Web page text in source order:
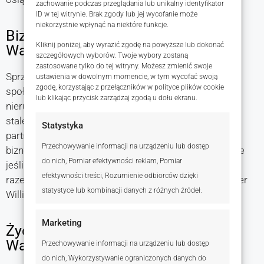
zachowanie podczas przeglądania lub unikalny identyfikator
ID w tej witrynie. Brak zgody lub jej wycofanie może
niekorzystnie wpłynąć na niektóre funkcje.
Kliknij poniżej, aby wyrazić zgodę na powyższe lub dokonać
szczegółowych wyborów. Twoje wybory zostaną
zastosowane tylko do tej witryny. Możesz zmienić swoje
ustawienia w dowolnym momencie, w tym wycofać swoją
zgodę, korzystając z przełączników w polityce plików cookie
lub klikając przycisk zarządzaj zgodą u dołu ekranu.
Statystyka
Przechowywanie informacji na urządzeniu lub dostęp
do nich, Pomiar efektywności reklam, Pomiar
efektywności treści, Rozumienie odbiorców dzięki
statystyce lub kombinacji danych z różnych źródeł.
Marketing
Przechowywanie informacji na urządzeniu lub dostęp
do nich, Wykorzystywanie ograniczonych danych do
Biznes
Wart posiadania
Sprzedaż nieruchomości to biznes oparty na lokalnej
społeczności, napędzany przez pracę agentów
nieruchomości pracujących na danym rynku. Dlatego
stale dbamy o podnoszenie kompetencji naszych
partnerów i wspieramy ich w holistycznym rozwoju
biznesów, które prowadzą. Wychodzimy z założenia, że
jeśli nasi agenci będą rozwijać się na rynku lokalnym,
razem z nimi będzie rosnąć w siłę także cała sieć Keller
Williams.
Życie
Warte przeżycia